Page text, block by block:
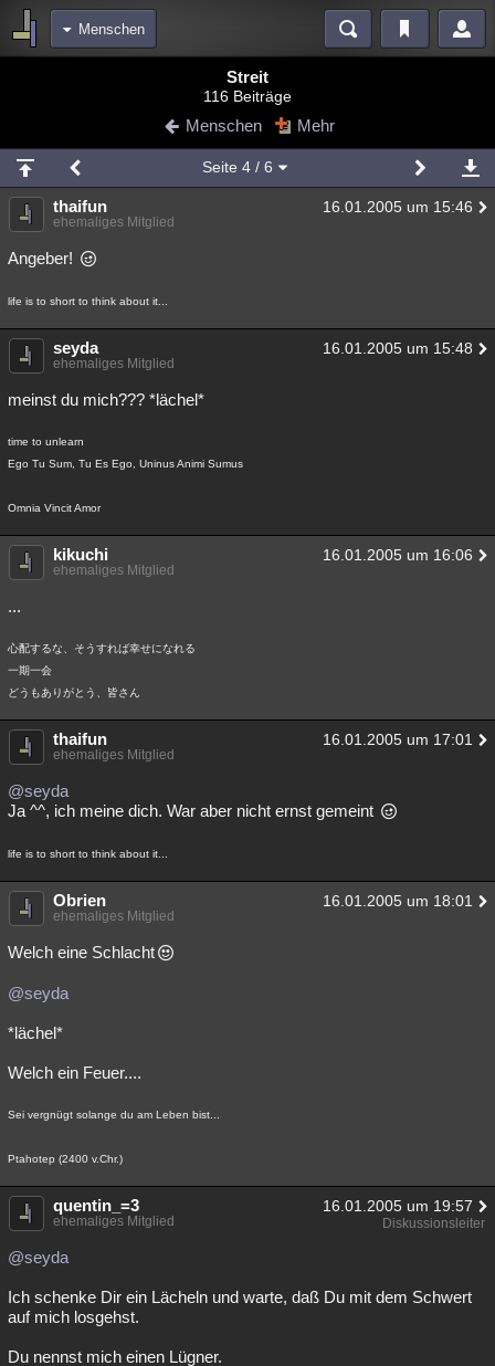
Menschen
Blogs
Chat Wiki Neuigkeiten
meine Rubriken
Menschen Mystery Kriminalfälle
Spiritualität
Natur Umfragen
weitere Rubriken
Philosophie Träume
Astronomie Helpdesk
Lesenswert Schlüsselwörter
Streit
116 Beiträge
Menschen Mehr
Seite 4/ 6
thaifun 16.01.2005 um 15:46
ehemaliges Mitglied
Angeber!
life is to short to think about it...
seyda 16.01.2005 um 15:48
ehemaliges Mitglied
meinst du mich??? *lächel*
time to unlearn
Ego Tu Sum, Tu Es Ego, Uninus Animi Sumus
Omnia Vincit Amor
kikuchi 16.01.2005 um 16:06
ehemaliges Mitglied
...
心配するな、そうすれば幸せになれる
一期一会
どうもありがとう、皆さん
thaifun 16.01.2005 um 17:01
ehemaliges Mitglied
@seyda
Ja ^^, ich meine dich. War aber nicht ernst gemeint
life is to short to think about it...
Obrien 16.01.2005 um 18:01
ehemaliges Mitglied
Welch eine Schlacht
@seyda
*lächel*
Welch ein Feuer....
Sei vergnügt solange du am Leben bist...
Ptahotep (2400 v.Chr.)
quentin_=3 16.01.2005 um 19:57
ehemaliges Mitglied Diskussionsleiter
@seyda
Ich schenke Dir ein Lächeln und warte, daß Du mit dem Schwert
auf mich losgehst.
Du nennst mich einen Lügner.